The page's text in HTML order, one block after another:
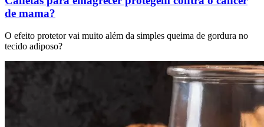
de mama?
O efeito protetor vai muito além da simples queima de gordura no
tecido adiposo?